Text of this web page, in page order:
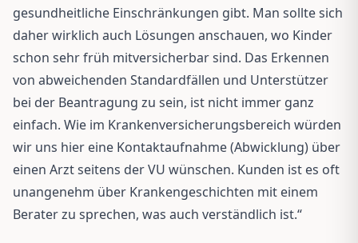
gesundheitliche Einschränkungen gibt. Man sollte sich
daher wirklich auch Lösungen anschauen, wo Kinder
schon sehr früh mitversicherbar sind. Das Erkennen
von abweichenden Standardfällen und Unterstützer
bei der Beantragung zu sein, ist nicht immer ganz
einfach. Wie im Krankenversicherungsbereich würden
wir uns hier eine Kontaktaufnahme (Abwicklung) über
einen Arzt seitens der VU wünschen. Kunden ist es oft
unangenehm über Krankengeschichten mit einem
Berater zu sprechen, was auch verständlich ist.“